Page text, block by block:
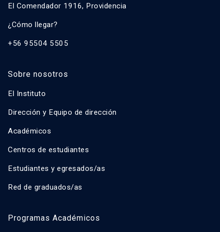
El Comendador 1916, Providencia
¿Cómo llegar?
+56 95504 5505
Sobre nosotros
El Instituto
Dirección y Equipo de dirección
Académicos
Centros de estudiantes
Estudiantes y egresados/as
Red de graduados/as
Programas Académicos